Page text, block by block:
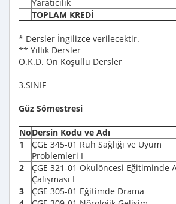
Yaratıcılık
TOPLAM KREDİ
* Dersler İngilizce verilecektir.
** Yıllık Dersler
Ö.K.D. Ön Koşullu Dersler
3.SINIF
Güz Sömestresi
NoDersin Kodu ve Adı
1
ÇGE 345-01 Ruh Sağlığı ve Uyum
Problemleri I
2
ÇGE 321-01 Okulöncesi Eğitiminde
Çalışması I
3 ÇGE 305-01 Eğitimde Drama